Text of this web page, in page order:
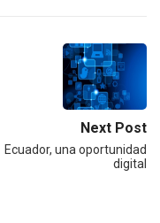
Next Post
Ecuador, una oportunidad
digital